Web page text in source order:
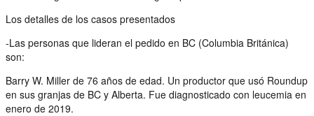
Los detalles de los casos presentados
-Las personas que lideran el pedido en BC (Columbia Británica)
son:
Barry W. Miller de 76 años de edad. Un productor que usó Roundup
en sus granjas de BC y Alberta. Fue diagnosticado con leucemia en
enero de 2019.